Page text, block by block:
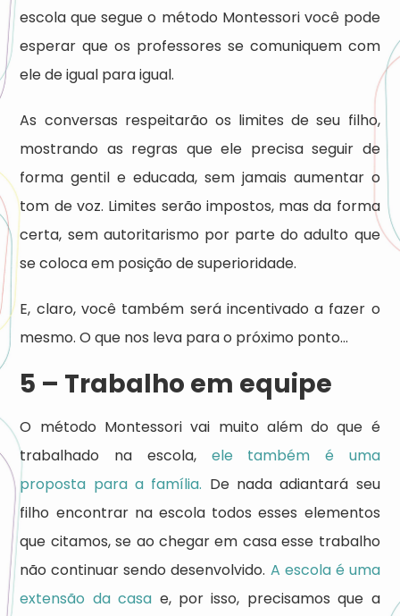
escola que segue o método Montessori você pode
esperar que os professores se comuniquem com
ele de igual para igual.
As conversas respeitarão os limites de seu filho,
mostrando as regras que ele precisa seguir de
forma gentil e educada, sem jamais aumentar o
tom de voz. Limites serão impostos, mas da forma
certa, sem autoritarismo por parte do adulto que
se coloca em posição de superioridade.
E, claro, você também será incentivado a fazer o
mesmo. O que nos leva para o próximo ponto…
5 – Trabalho em equipe
O método Montessori vai muito além do que é
trabalhado na escola, ele também é uma
proposta para a família. De nada adiantará seu
filho encontrar na escola todos esses elementos
que citamos, se ao chegar em casa esse trabalho
não continuar sendo desenvolvido. A escola é uma
extensão da casa e, por isso, precisamos que a